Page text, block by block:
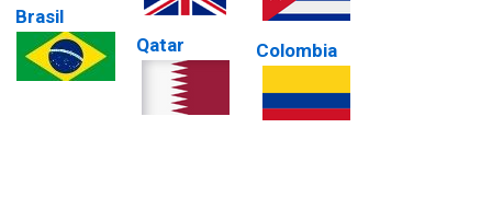
Brasil
Qatar Colombia